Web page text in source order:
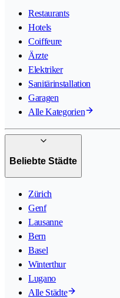
Restaurants
Hotels
Coiffeure
Ärzte
Elektriker
Sanitärinstallation
Garagen
Alle Kategorien
Beliebte Städte
Zürich
Genf
Lausanne
Bern
Basel
Winterthur
Lugano
Alle Städte